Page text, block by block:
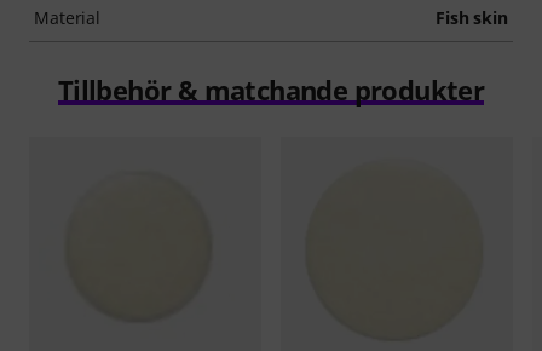
Material Fish skin
Tillbehör & matchande produkter